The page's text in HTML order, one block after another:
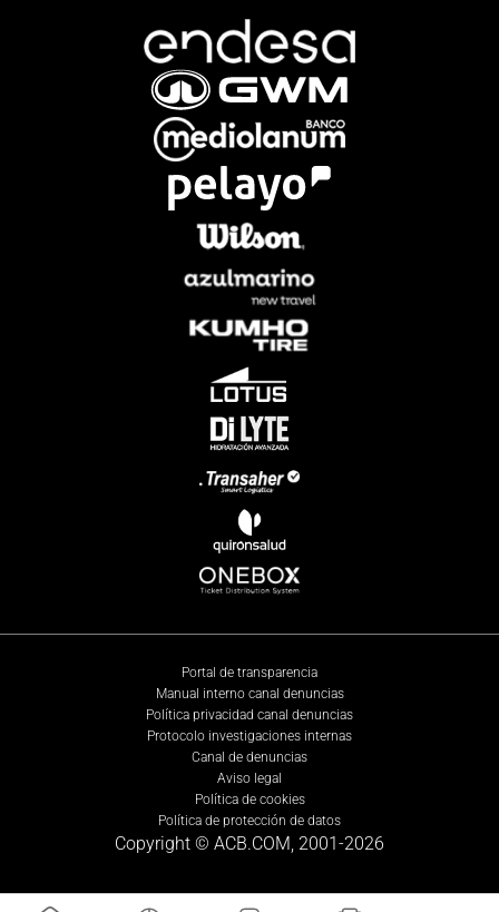
Portal de transparencia
Manual interno canal denuncias
Política privacidad canal denuncias
Protocolo investigaciones internas
Canal de denuncias
Aviso legal
Política de cookies
Política de protección de datos
Copyright © ACB.COM, 2001-2026